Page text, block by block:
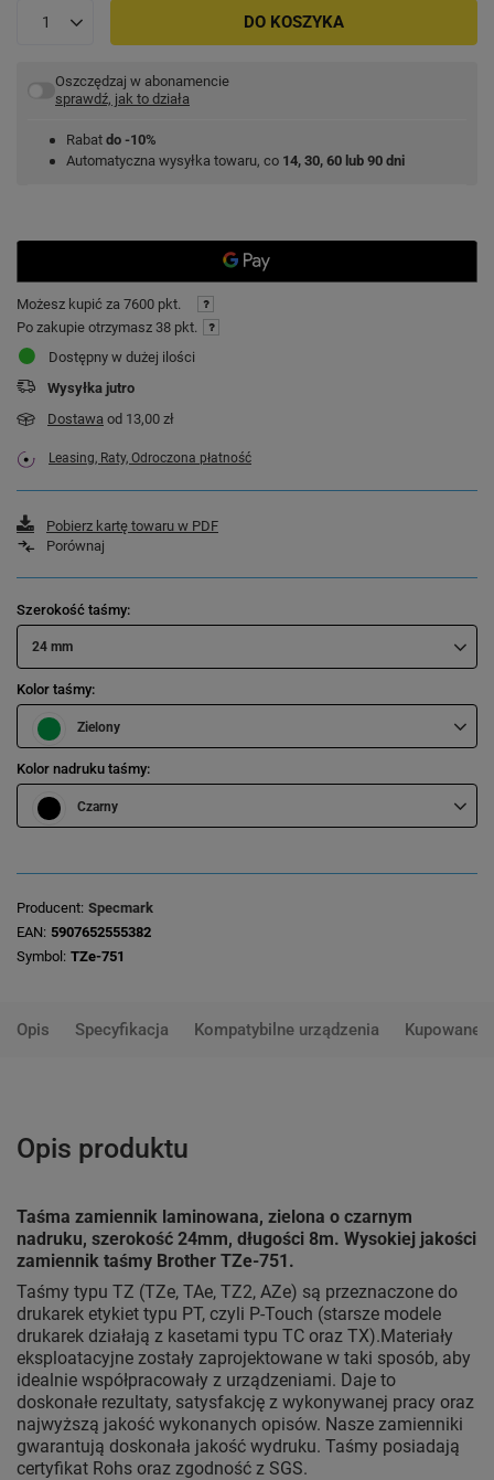
DO KOSZYKA
Oszczędzaj w abonamencie
sprawdź, jak to działa
Rabat do -10%
Automatyczna wysyłka towaru, co 14, 30, 60 lub 90 dni
Możesz kupić za 7600 pkt.
Po zakupie otrzymasz 38 pkt.
Dostępny w dużej ilości
Wysyłka jutro
Dostawa od 13,00 zł
Leasing, Raty, Odroczona płatność
Pobierz kartę towaru w PDF
Porównaj
Szerokość taśmy
24 mm
Kolor taśmy
Zielony
Kolor nadruku taśmy
Czarny
Producent Specmark
EAN 5907652555382
Symbol TZe-751
Opis Specyfikacja Kompatybilne urządzenia Kupowane
Opis produktu
Taśma zamiennik laminowana, zielona o czarnym
nadruku, szerokość 24mm, długości 8m. Wysokiej jakości
zamiennik taśmy Brother TZe-751.
Taśmy typu TZ (TZe, TAe, TZ2, AZe) są przeznaczone do
drukarek etykiet typu PT, czyli P-Touch (starsze modele
drukarek działają z kasetami typu TC oraz TX).Materiały
eksploatacyjne zostały zaprojektowane w taki sposób, aby
idealnie współpracowały z urządzeniami. Daje to
doskonałe rezultaty, satysfakcję z wykonywanej pracy oraz
najwyższą jakość wykonanych opisów. Nasze zamienniki
gwarantują doskonała jakość wydruku. Taśmy posiadają
certyfikat Rohs oraz zgodność z SGS.